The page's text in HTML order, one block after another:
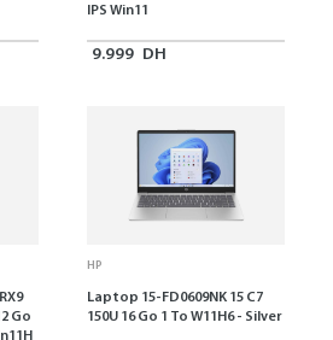
IPS Win11
9.999 DH
Go
HP
Laptop 15-FD0609NK 15 C7
150U 16 Go 1 To W11H6 - Silver